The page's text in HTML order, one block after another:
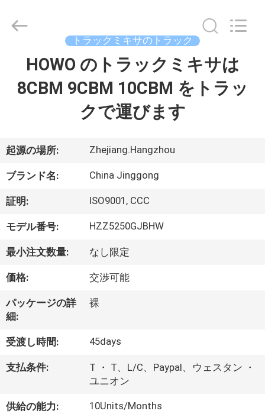
ダ
ク
ト
私
に
つ
い
て
工
2013
Rights
トラックミキサのトラック
HOWO のトラックミキサは
8CBM 9CBM 10CBM をトラッ
クで運びます
起源の場所: Zhejiang.Hangzhou
ブランド名: China Jinggong
証明: ISO9001, CCC
モデル番号: HZZ5250GJBHW
最小注文数量: なし限定
価格: 交渉可能
パッケージの詳
細:
裸
受渡し時間: 45days
支払条件:
T ・ T、L/C、Paypal、ウェスタン ・
ユニオン
供給の能力: 10Units/Months